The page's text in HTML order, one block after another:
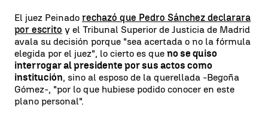
El juez Peinado rechazó que Pedro Sánchez declarara
por escrito y el Tribunal Superior de Justicia de Madrid
avala su decisión porque "sea acertada o no la fórmula
elegida por el juez", lo cierto es que no se quiso
interrogar al presidente por sus actos como
institución, sino al esposo de la querellada -Begoña
Gómez-, "por lo que hubiese podido conocer en este
plano personal".